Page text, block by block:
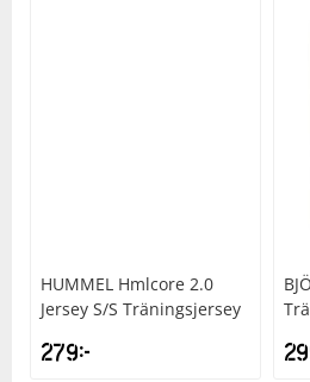
HUMMEL Hmlcore 2.0
Jersey S/S Träningsjersey
279kr